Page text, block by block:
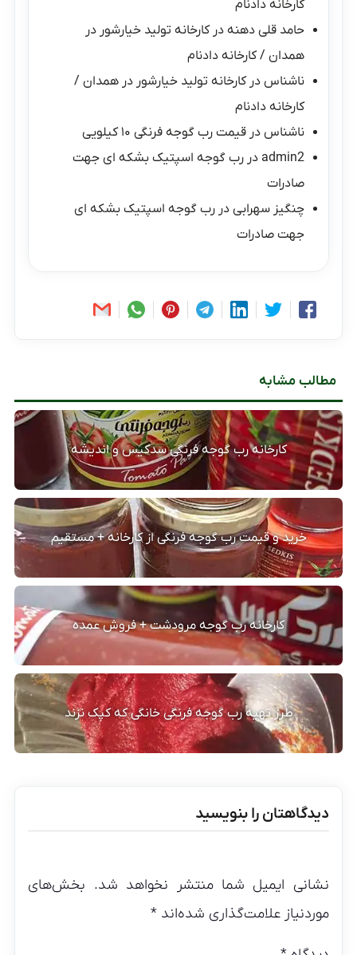
کارخانه دادنام
حامد قلی دهنه درکارخانه تولید خیارشور در
همدان / کارخانه دادنام
ناشناس درکارخانه تولید خیارشور در همدان /
کارخانه دادنام
ناشناس درقیمت رب گوجه فرنگی ۱۰ کیلویی
admin2 دررب گوجه اسپتیک بشکه ای جهت
صادرات
چنگیز سهرابی دررب گوجه اسپتیک بشکه ای
جهت صادرات
مطالب مشابه
کارخانه رب گوجه فرنگی سدکیس و اندیشه
خرید و قیمت رب گوجه فرنگی از کارخانه + مستقیم
کارخانه رب گوجه مرودشت + فروش عمده
طرز تهیه رب گوجه فرنگی خانگی که کپک نزند
دیدگاهتان را بنویسید
نشانی ایمیل شما منتشر نخواهد شد. بخش‌های
موردنیاز علامت‌گذاری شده‌اند*